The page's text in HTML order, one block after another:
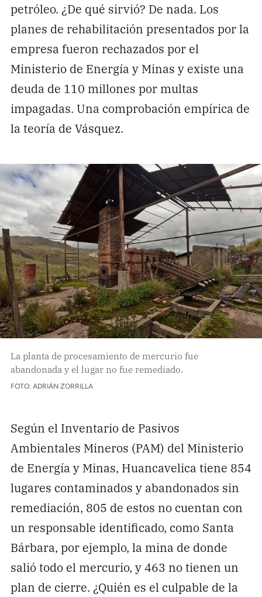
petróleo. ¿De qué sirvió? De nada. Los
planes de rehabilitación presentados por la
empresa fueron rechazados por el
Ministerio de Energía y Minas y existe una
deuda de 110 millones por multas
impagadas. Una comprobación empírica de
la teoría de Vásquez.
La planta de procesamiento de mercurio fue
abandonada y el lugar no fue remediado.
FOTO: ADRIÁN ZORRILLA
Según el Inventario de Pasivos
Ambientales Mineros (PAM) del Ministerio
de Energía y Minas, Huancavelica tiene 854
lugares contaminados y abandonados sin
remediación, 805 de estos no cuentan con
un responsable identificado, como Santa
Bárbara, por ejemplo, la mina de donde
salió todo el mercurio, y 463 no tienen un
plan de cierre. ¿Quién es el culpable de la